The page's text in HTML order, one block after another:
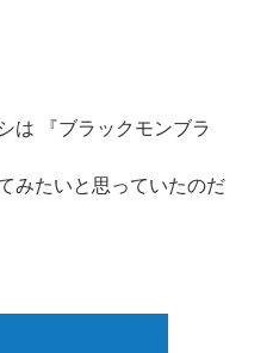
は
『ブラックモンブラ
みたいと思っていたのだ